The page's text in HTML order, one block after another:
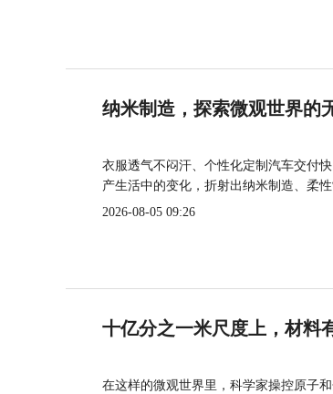
纳米制造，探索微观世界的
衣服透气不闷汗、个性化定制汽车交付
产生活中的变化，折射出纳米制造、柔
2026-08-05 09:26
十亿分之一米尺度上，材料
在这样的微观世界里，科学家操控原子